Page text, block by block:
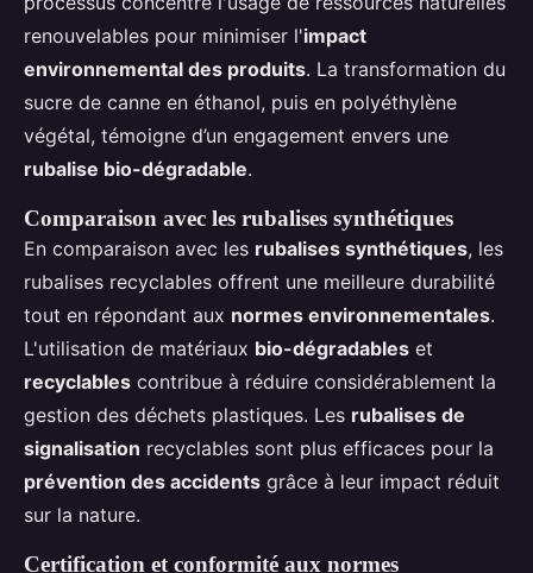
renouvelables pour minimiser l'impact
environnemental des produits. La transformation du
sucre de canne en éthanol, puis en polyéthylène
végétal, témoigne d’un engagement envers une
rubalise bio-dégradable.
Comparaison avec les rubalises synthétiques
En comparaison avec les rubalises synthétiques, les
rubalises recyclables offrent une meilleure durabilité
tout en répondant aux normes environnementales.
L'utilisation de matériaux bio-dégradables et
recyclables contribue à réduire considérablement la
gestion des déchets plastiques. Les rubalises de
signalisation recyclables sont plus efficaces pour la
prévention des accidents grâce à leur impact réduit
sur la nature.
Certification et conformité aux normes